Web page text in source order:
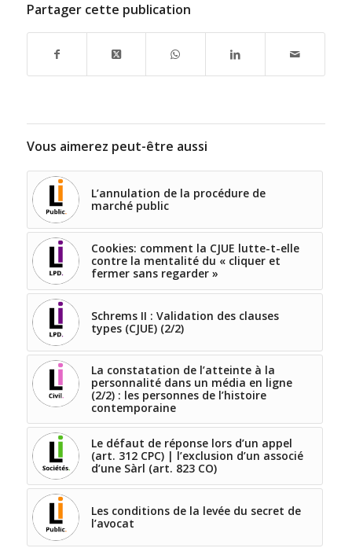
Partager cette publication
Vous aimerez peut-être aussi
L’annulation de la procédure de
marché public
Cookies: comment la CJUE lutte-t-elle
contre la mentalité du « cliquer et
fermer sans regarder »
Schrems II : Validation des clauses
types (CJUE) (2/2)
La constatation de l’atteinte à la
personnalité dans un média en ligne
(2/2) : les personnes de l’histoire
contemporaine
Le défaut de réponse lors d’un appel
(art. 312 CPC) | l’exclusion d’un associé
d’une Sàrl (art. 823 CO)
Les conditions de la levée du secret de
l’avocat